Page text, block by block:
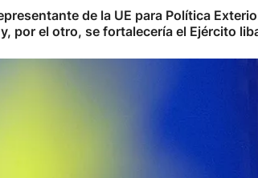
de la UE para Política
por el otro, se fortalecería el Ejército